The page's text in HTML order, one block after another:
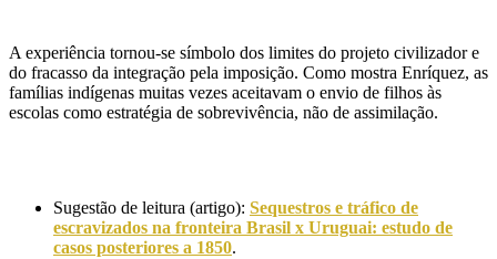
A experiência tornou-se símbolo dos limites do projeto civilizador e
do fracasso da integração pela imposição. Como mostra Enríquez, as
famílias indígenas muitas vezes aceitavam o envio de filhos às
escolas como estratégia de sobrevivência, não de assimilação.
Sugestão de leitura (artigo): Sequestros e tráfico de
escravizados na fronteira Brasil x Uruguai: estudo de
casos posteriores a 1850.